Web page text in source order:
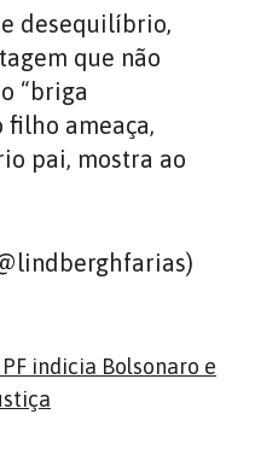
desequilíbrio,
que não
“briga
filho ameaça,
pai, mostra ao
indicia Bolsonaro e